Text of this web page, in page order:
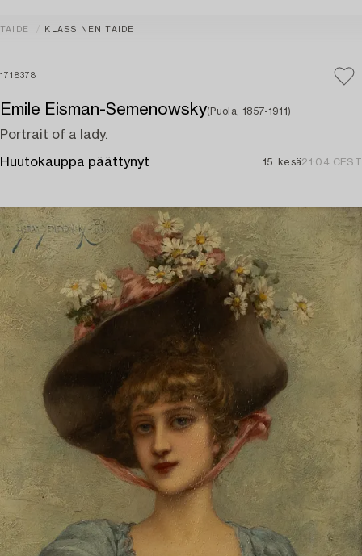
TAIDE KLASSINEN TAIDE
1718378
Emile Eisman-Semenowsky(Puola, 1857-1911)
Portrait of a lady.
Huutokauppa päättynyt 15. kesä21:04 CEST